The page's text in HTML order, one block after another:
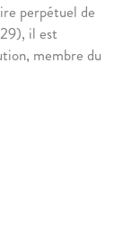
perpétuel de
il est
membre du
président du